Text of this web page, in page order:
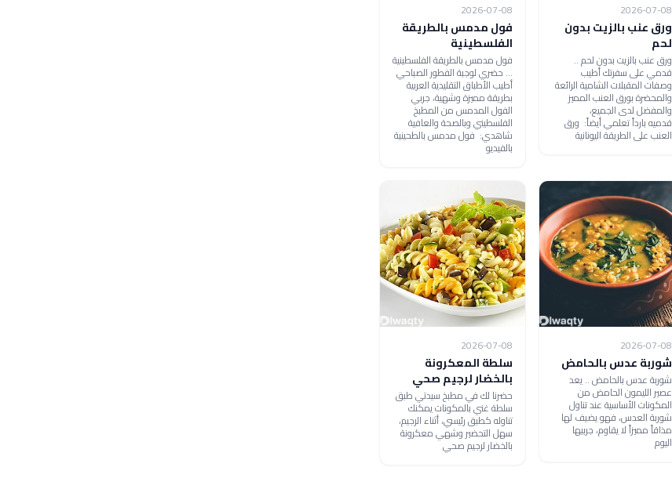
2026-07-08
ورق عنب بالزيت بدون
لحم
ورق عنب بالزيت بدون لحم ..
قدمي على سفرتك أطيب
وصفات المقبلات الشامية الرائعة
والمحضرة بورق العنب المميز
والمفضل لدى الجميع،
قدميه بارداً تعلمي أيضاً: ورق
العنب على الطريقة اليونانية
2026-07-08
فول مدمس بالطريقة
الفلسطينية
فول مدمس بالطريقة الفلسطينية
... حضري لوجبة الفطور الصباحي
أطيب الأطباق التقليدية العربية
بطريقة مميزة وشهية، جربي
الفول المدمس من المطبخ
الفلسطيني وبالصحة والعافية
شاهدي: فول مدمس بالطحينية
بالفيديو
2026-07-08
شوربة عدس بالحامض
شوربة عدس بالحامض .. يعد
عصير الليمون الحامض من
المكونات الأساسية عند تناول
شوربة العدس، فهو يضيف لها
مذاقاً مميزاً لا يقاوم، جربيها
اليوم
2026-07-08
سلطة المعكرونة
بالخضار لرجيم صحي
حضرنا لك في مطبخ سيدتي طبق
سلطة غني بالمكونات يمكنك
تناوله كطبق رئيسي، أثناء الرجيم،
سهل التحضير وشهي معكرونة
بالخضار لرجيم صحي